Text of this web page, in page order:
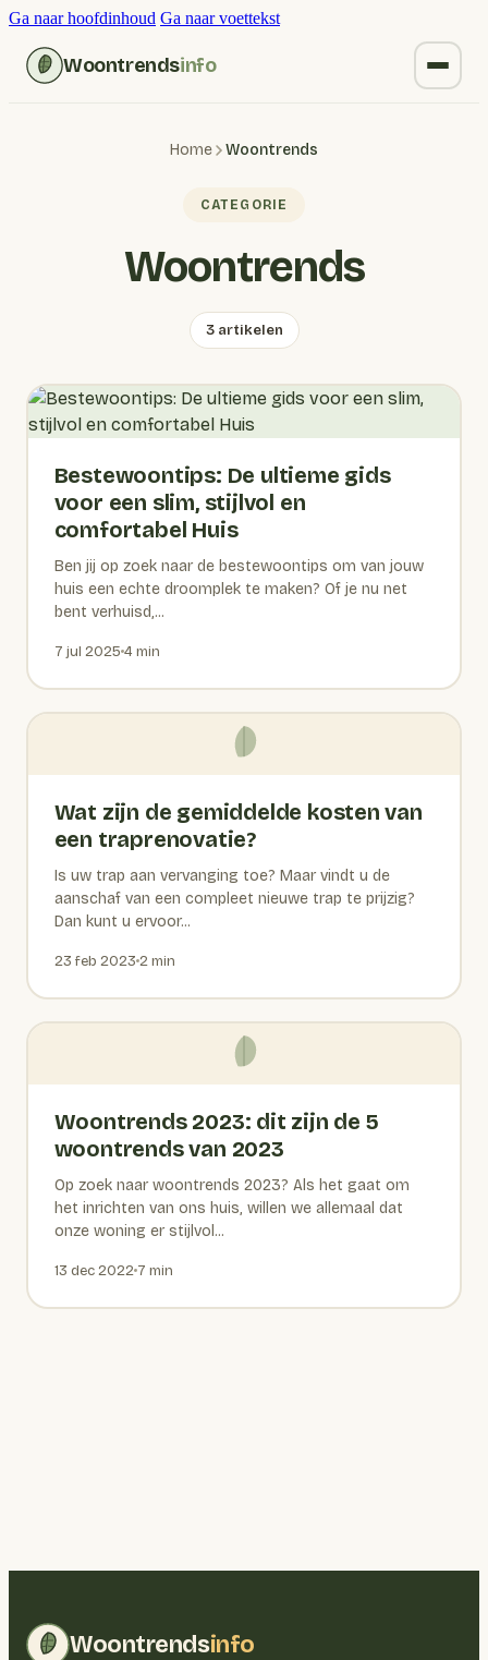
Ga naar hoofdinhoud Ga naar voettekst
Woontrendsinfo
Kruiden vervangen
Home Woontrends
CATEGORIE
Woontrends
3 artikelen
Bestewoontips: De ultieme gids
voor een slim, stijlvol en
comfortabel Huis
Ben jij op zoek naar de bestewoontips om van jouw
huis een echte droomplek te maken? Of je nu net
bent verhuisd,...
7 jul 2025 4 min
Wat zijn de gemiddelde kosten van
een traprenovatie?
Is uw trap aan vervanging toe? Maar vindt u de
aanschaf van een compleet nieuwe trap te prijzig?
Dan kunt u ervoor...
23 feb 2023 2 min
Woontrends 2023: dit zijn de 5
woontrends van 2023
Op zoek naar woontrends 2023? Als het gaat om
het inrichten van ons huis, willen we allemaal dat
onze woning er stijlvol...
13 dec 20227 min
Woontrendsinfo